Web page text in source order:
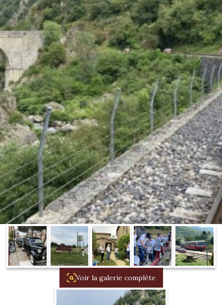
Notre local
La Boutique
Les pièces
L’assurance
Liens
La Revue
Les salons
La traction
La Traction des
membres
Bibliographie
Présentation 7
Présentation 11
Présentation 15 six
Evolution 7 et 11 -
1934/1941
Evolution 11 –
1945/1952
Evolution 11 –
1952/1957
Voir la galerie complète